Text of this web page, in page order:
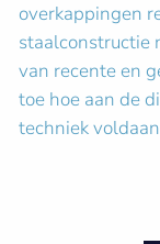
overkappingen
staalconstructie
van recente en
toe hoe aan de
techniek